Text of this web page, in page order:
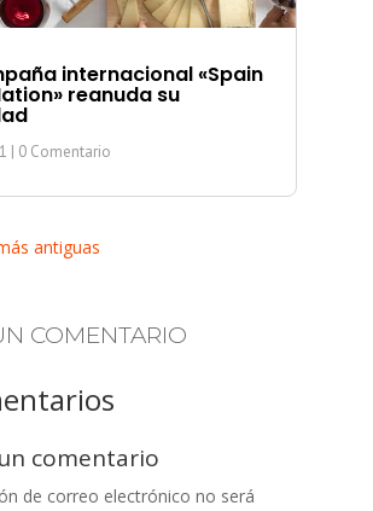
internacional «Spain
reanuda su
| 0 Comentario
antiguas
COMENTARIO
comentario
de correo electrónico no será